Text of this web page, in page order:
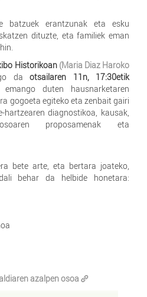
batzuek erantzunak eta esku
dituzte, eta familiek eman
Historikoan (Maria Diaz Haroko
daotsailaren 11n, 17:30etik
duten hausnarketaren
gogoeta egiteko eta zenbait gairi
diagnostikoa, kausak,
proposamenak eta
bete arte, eta bertara joateko,
behar da helbide honetara:
azalpen osoa